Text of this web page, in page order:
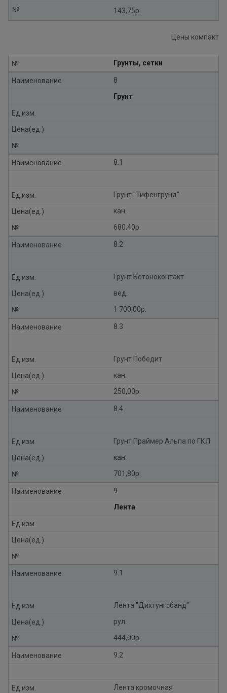
143,75р.
№
Цены компакт
Грунты, сетки
№
8
Наименование
Грунт
Ед.изм.
Цена(ед.)
№
8.1
Наименование
Грунт "Тифенгрунд"
Ед.изм.
кан.
Цена(ед.)
680,40р.
№
8.2
Наименование
Грунт Бетоноконтакт
Ед.изм.
вед.
Цена(ед.)
1 700,00р.
№
8.3
Наименование
Грунт Победит
Ед.изм.
кан.
Цена(ед.)
250,00р.
№
8.4
Наименование
Грунт Праймер Альпа по ГКЛ
Ед.изм.
кан.
Цена(ед.)
701,80р.
№
9
Наименование
Лента
Ед.изм.
Цена(ед.)
№
9.1
Наименование
Лента "Дихтунгсбанд"
Ед.изм.
рул.
Цена(ед.)
444,00р.
№
9.2
Наименование
Лента кромочная
Ед.изм.